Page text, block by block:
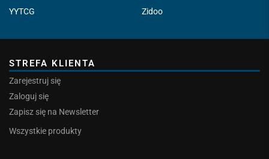
YYTCG
Zidoo
STREFA KLIENTA
Zarejestruj się
Zaloguj się
Zapisz się na Newsletter
Wszystkie produkty